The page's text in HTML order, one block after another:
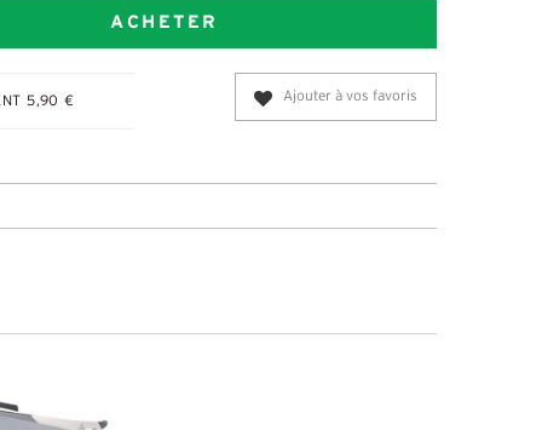
ACHETER
5,90 € Ajouter à vos favoris